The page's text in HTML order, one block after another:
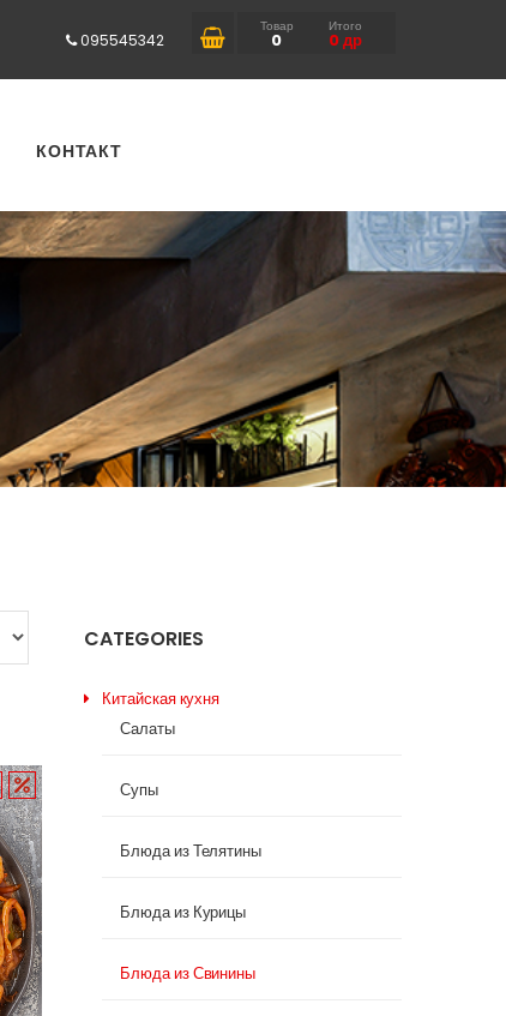
095545342
Товар
0
Итого
0др
КОНТАКТ
CATEGORIES
Китайская кухня
Салаты
Супы
Блюда из Телятины
Блюда из Курицы
Блюда из Свинины